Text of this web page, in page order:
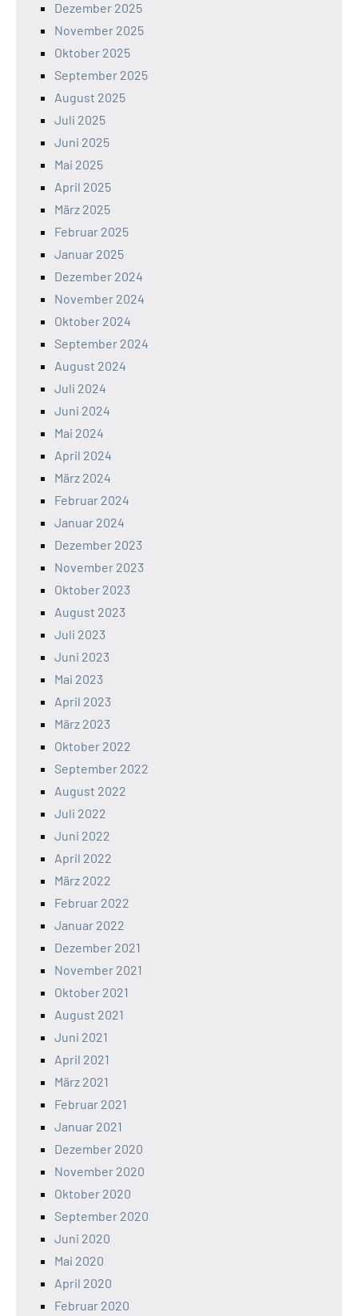
Dezember 2025
November 2025
Oktober 2025
September 2025
August 2025
Juli 2025
Juni 2025
Mai 2025
April 2025
März 2025
Februar 2025
Januar 2025
Dezember 2024
November 2024
Oktober 2024
September 2024
August 2024
Juli 2024
Juni 2024
Mai 2024
April 2024
März 2024
Februar 2024
Januar 2024
Dezember 2023
November 2023
Oktober 2023
August 2023
Juli 2023
Juni 2023
Mai 2023
April 2023
März 2023
Oktober 2022
September 2022
August 2022
Juli 2022
Juni 2022
April 2022
März 2022
Februar 2022
Januar 2022
Dezember 2021
November 2021
Oktober 2021
August 2021
Juni 2021
April 2021
März 2021
Februar 2021
Januar 2021
Dezember 2020
November 2020
Oktober 2020
September 2020
Juni 2020
Mai 2020
April 2020
Februar 2020